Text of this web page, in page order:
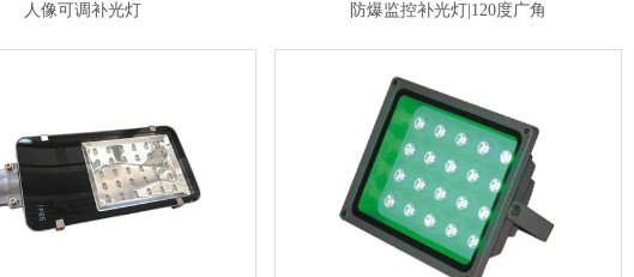
人像可调补光灯 防爆监控补光灯|120度广角